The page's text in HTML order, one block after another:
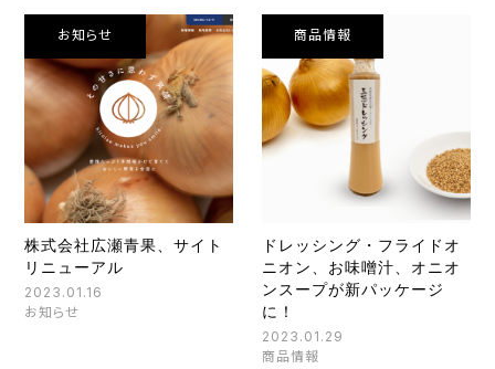
お知らせ
株式会社広瀬青果、サイト
リニューアル
2023.01.16
お知らせ
商品情報
ドレッシング・フライドオ
ニオン、お味噌汁、オニオ
ンスープが新パッケージ
に！
2023.01.29
商品情報